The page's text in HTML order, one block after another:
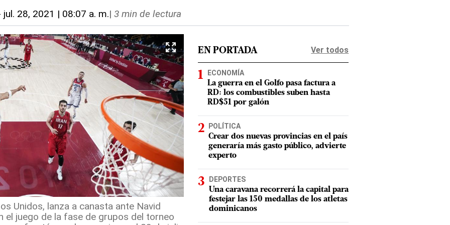
jul. 28, 2021 | 08:07 a. m.| 3 min de lectura
Unidos, lanza a canasta ante Navid
el juego de la fase de grupos del torneo
EN PORTADA Ver todos
ECONOMÍA
La guerra en el Golfo pasa factura a
RD: los combustibles suben hasta
RD$51 por galón
POLÍTICA
Crear dos nuevas provincias en el país
generaría más gasto público, advierte
experto
DEPORTES
Una caravana recorrerá la capital para
festejar las 150 medallas de los atletas
dominicanos